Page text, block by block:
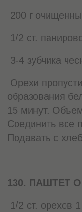
200 г
1/2 ст.
3-4 зубчика
Орехи
образования
15 минут.
Соединить все
Подавать с
130. ПАШТЕТ
1/2 ст. орехов